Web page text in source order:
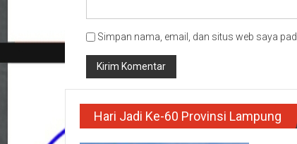
Simpan nama, email, dan situs web saya
Hari Jadi Ke-60 Provinsi Lampung